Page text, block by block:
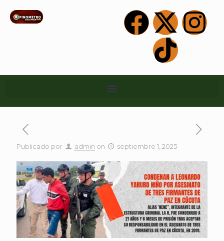
Publicado por admin on septiembre 1, 2025